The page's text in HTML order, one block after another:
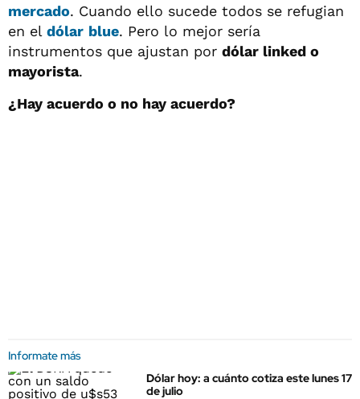
mercado. Cuando ello sucede todos se refugian
en el dólar blue. Pero lo mejor sería
instrumentos que ajustan por dólar linked o
mayorista.
¿Hay acuerdo o no hay acuerdo?
Informate más
Dólar hoy: a cuánto cotiza este lunes 17
de julio